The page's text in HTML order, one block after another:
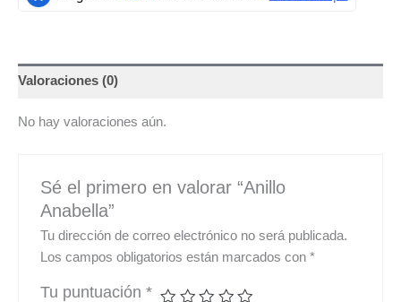
Valoraciones (0)
No hay valoraciones aún.
Sé el primero en valorar “Anillo
Anabella”
Tu dirección de correo electrónico no será publicada.
Los campos obligatorios están marcados con*
Tu puntuación*